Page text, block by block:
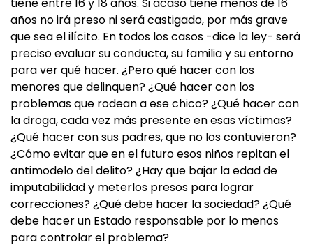
años no irá preso ni será castigado, por más grave
que sea el ilícito. En todos los casos -dice la ley- será
preciso evaluar su conducta, su familia y su entorno
para ver qué hacer. ¿Pero qué hacer con los
menores que delinquen? ¿Qué hacer con los
problemas que rodean a ese chico? ¿Qué hacer con
la droga, cada vez más presente en esas víctimas?
¿Qué hacer con sus padres, que no los contuvieron?
¿Cómo evitar que en el futuro esos niños repitan el
antimodelo del delito? ¿Hay que bajar la edad de
imputabilidad y meterlos presos para lograr
correcciones? ¿Qué debe hacer la sociedad? ¿Qué
debe hacer un Estado responsable por lo menos
para controlar el problema?